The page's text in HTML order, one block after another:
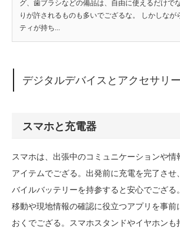
グ、歯ブラシなどの備品は、自由に使えるだけで
りが許されるものも多いでござるな。 しかしなが
ティが持ち...
デジタルデバイスとアクセサリー
スマホと充電器
スマホは、出張中のコミュニケーションや情
アイテムでござる。出発前に充電を完了させ
バイルバッテリーを持参すると安心でござる
移動や現地情報の確認に役立つアプリを事前
おくでござる。スマホスタンドやイヤホンも